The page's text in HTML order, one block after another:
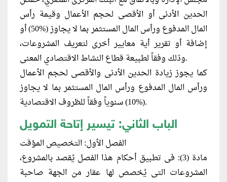
الحدين الأدنى أو الأقصى لحجم الأعمال وقيمة رأس
المال المدفوع ورأس المال المستثمر بما لا يجاوز (%50) أو
إضافة أو تقرير أية معايير أخرى لتعريف المشروعات،
وذلك وفقاً لطبيعة قطاع النشاط الاقتصادي المعنى.
كما يجوز زيادة الحدين الأدنى والأقصى لحجم الأعمال
ورأس المال المدفوع ورأس المال المستثمر بما لا يجاوز
(%10) سنوياً وفقاً للظروف الاقتصادية.
الباب الثاني: تيسير إتاحة التمويل
الفصل الأول: التخصيص المؤقت
مادة (3): فى تطبيق أحكام هذا الفصل يُقصد بالمشروع،
المشروعات التى يُخصص لها عقار من الجهة صاحبة